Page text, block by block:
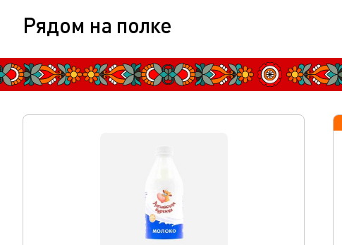
Рядом на полке